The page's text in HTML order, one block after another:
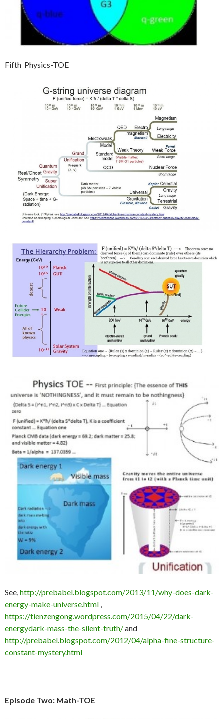
Fifth Physics-TOE
See,http://prebabel.blogspot.com/2013/11/why-does-dark-
energy-make-universe.html ,
https://tienzengong.wordpress.com/2015/04/22/dark-
energydark-mass-the-silent-truth/and
http://prebabel.blogspot.com/2012/04/alpha-fine-structure-
constant-mystery.html
Episode Two: Math-TOE